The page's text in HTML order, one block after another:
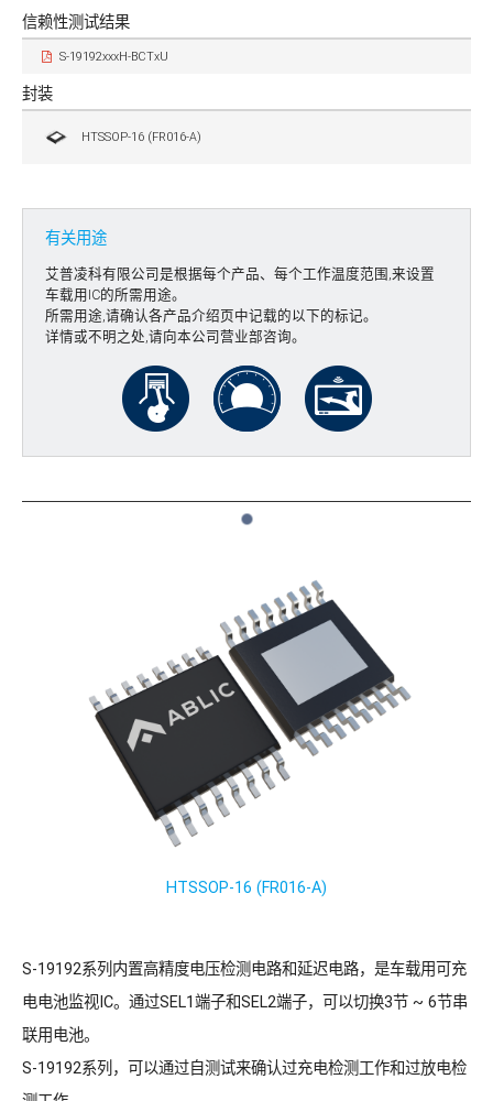
信赖性测试结果
S-19192xxxH-BCTxU
封装
HTSSOP-16 (FR016-A)
有关用途
艾普凌科有限公司是根据每个产品、每个工作温度范围,来设置
车载用IC的所需用途。
所需用途,请确认各产品介绍页中记载的以下的标记。
详情或不明之处,请向本公司营业部咨询。
HTSSOP-16 (FR016-A)
S-19192系列内置高精度电压检测电路和延迟电路，是车载用可充
电电池监视IC。通过SEL1端子和SEL2端子，可以切换3节 ~ 6节串
联用电池。
S-19192系列，可以通过自测试来确认过充电检测工作和过放电检